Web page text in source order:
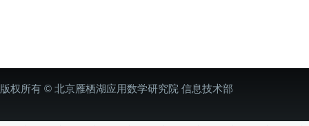
版权所有 © 北京雁栖湖应用数学研究院 信息技术部